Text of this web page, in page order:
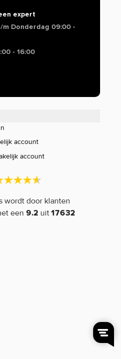
expert
m Donderdag 09:00 -
- 16:00
account
account
wordt door klanten
een 9.2 uit17632